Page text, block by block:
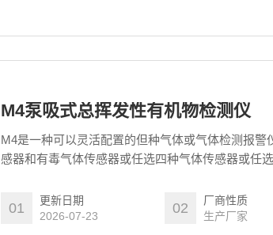
M4泵吸式总挥发性有机物检测仪
M4是一种可以灵活配置的但种气体或气体检测报
感器和有毒气体传感器或任选四种气体传感器或任
01
更新日期
2026-07-23
02
厂商性质
生产厂家